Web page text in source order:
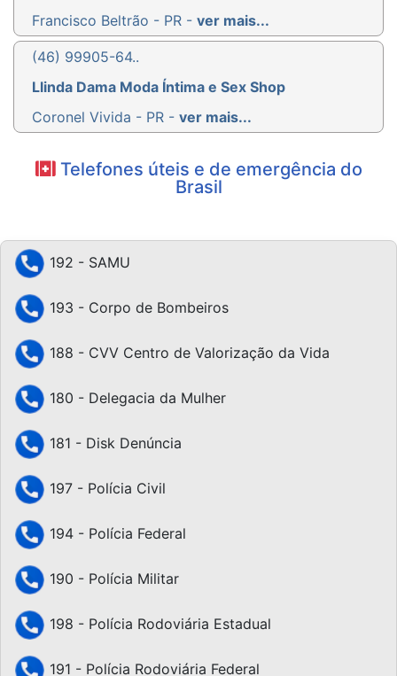
Francisco Beltrão - PR - ver mais...
(46) 99905-64..
Llinda Dama Moda Íntima e Sex Shop
Coronel Vivida - PR - ver mais...
Telefones úteis e de emergência do
Brasil
192 - SAMU
193 - Corpo de Bombeiros
188 - CVV Centro de Valorização da Vida
180 - Delegacia da Mulher
181 - Disk Denúncia
197 - Polícia Civil
194 - Polícia Federal
190 - Polícia Militar
198 - Polícia Rodoviária Estadual
191 - Polícia Rodoviária Federal